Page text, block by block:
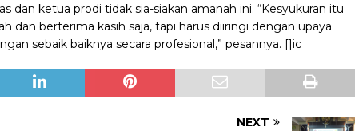
dan ketua prodi tidak sia-siakan amanah ini. “Kesyukuran itu
dan berterima kasih saja, tapi harus diiringi dengan upaya
sebaik baiknya secara profesional,” pesannya. []ic
NEXT